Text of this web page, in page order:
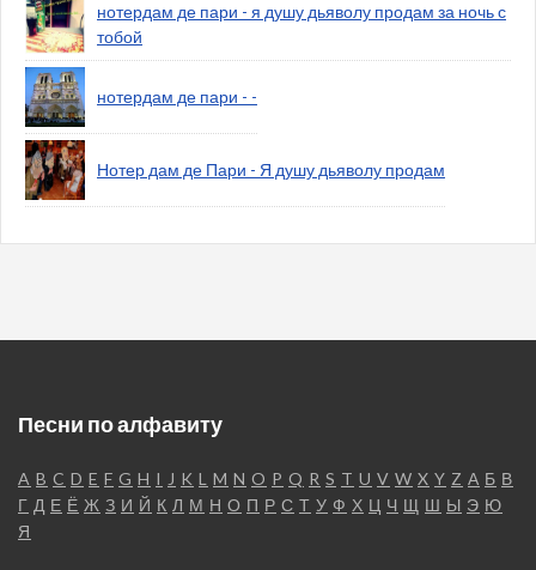
нотердам де пари - я душу дьяволу продам за ночь с
тобой
нотердам де пари - -
Нотер дам де Пари - Я душу дьяволу продам
Песни по алфавиту
A B C D E F G H I J K L M N O P Q R S T U V W X Y Z А Б В
Г Д Е Ё Ж З И Й К Л М Н О П Р С Т У Ф Х Ц Ч Щ Ш Ы Э Ю
Я